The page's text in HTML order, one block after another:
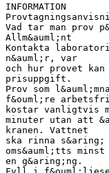
INFORMATION
Vad tar man prov
Allm&auml;nt
Kontakta
n&auml;r, var
och hur provet kan
prisuppgift.
Prov som
f&ouml;re
kostar vanligtvis
minuter utan att
kranen. Vattnet
ska rinna s&aring;
oms&auml;tts minst
en g&aring;ng.